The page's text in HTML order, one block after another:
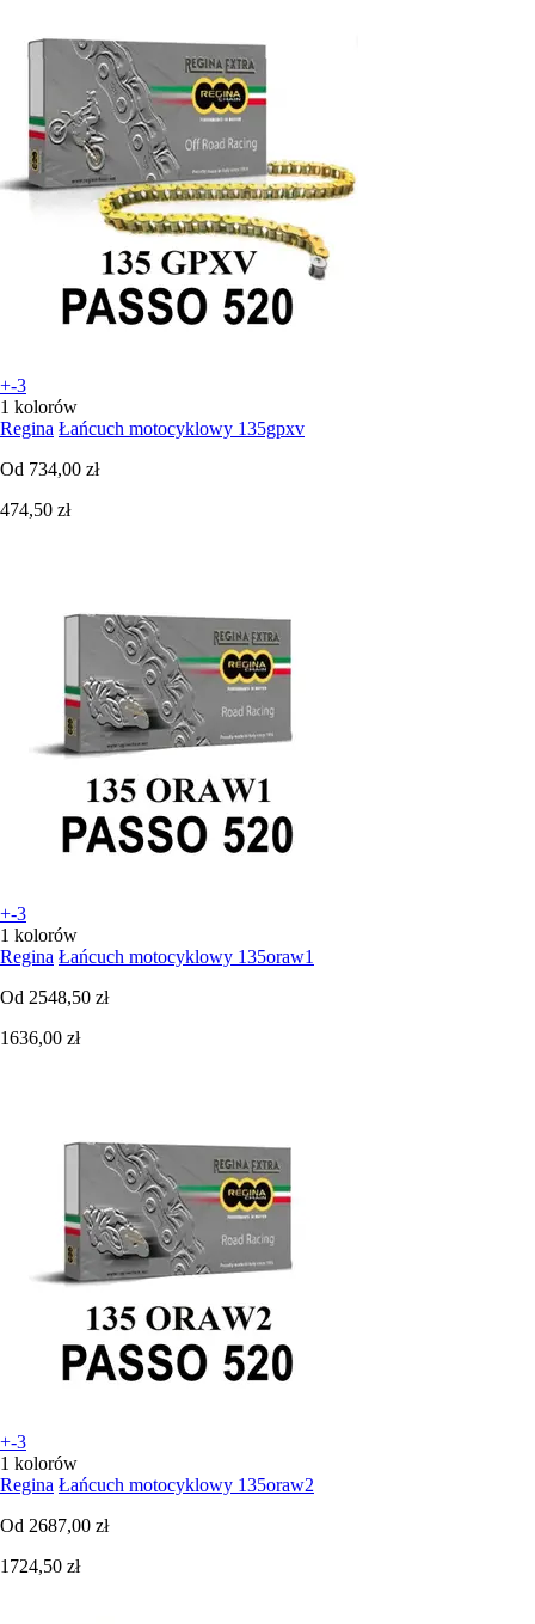
+-3
1 kolorów
Regina Łańcuch motocyklowy 135gpxv
Od 734,00 zł
474,50 zł
+-3
1 kolorów
Regina Łańcuch motocyklowy 135oraw1
Od 2548,50 zł
1636,00 zł
+-3
1 kolorów
Regina Łańcuch motocyklowy 135oraw2
Od 2687,00 zł
1724,50 zł